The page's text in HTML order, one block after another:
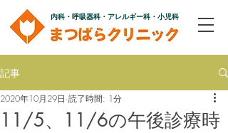
内科・呼吸器科・アレルギー科・小児科
記事
11/5、11/6の午後診療時
2020年10月29日 読了時間: 1分